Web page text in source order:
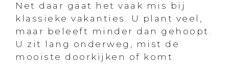
Net daar gaat het vaak mis bij
klassieke vakanties. U plant veel,
maar beleeft minder dan gehoopt.
U zit lang onderweg, mist de
mooiste doorkijken of komt